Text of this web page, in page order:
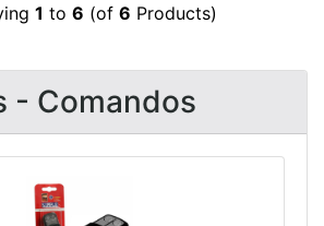
1 to 6 (of 6 Products)
- Comandos